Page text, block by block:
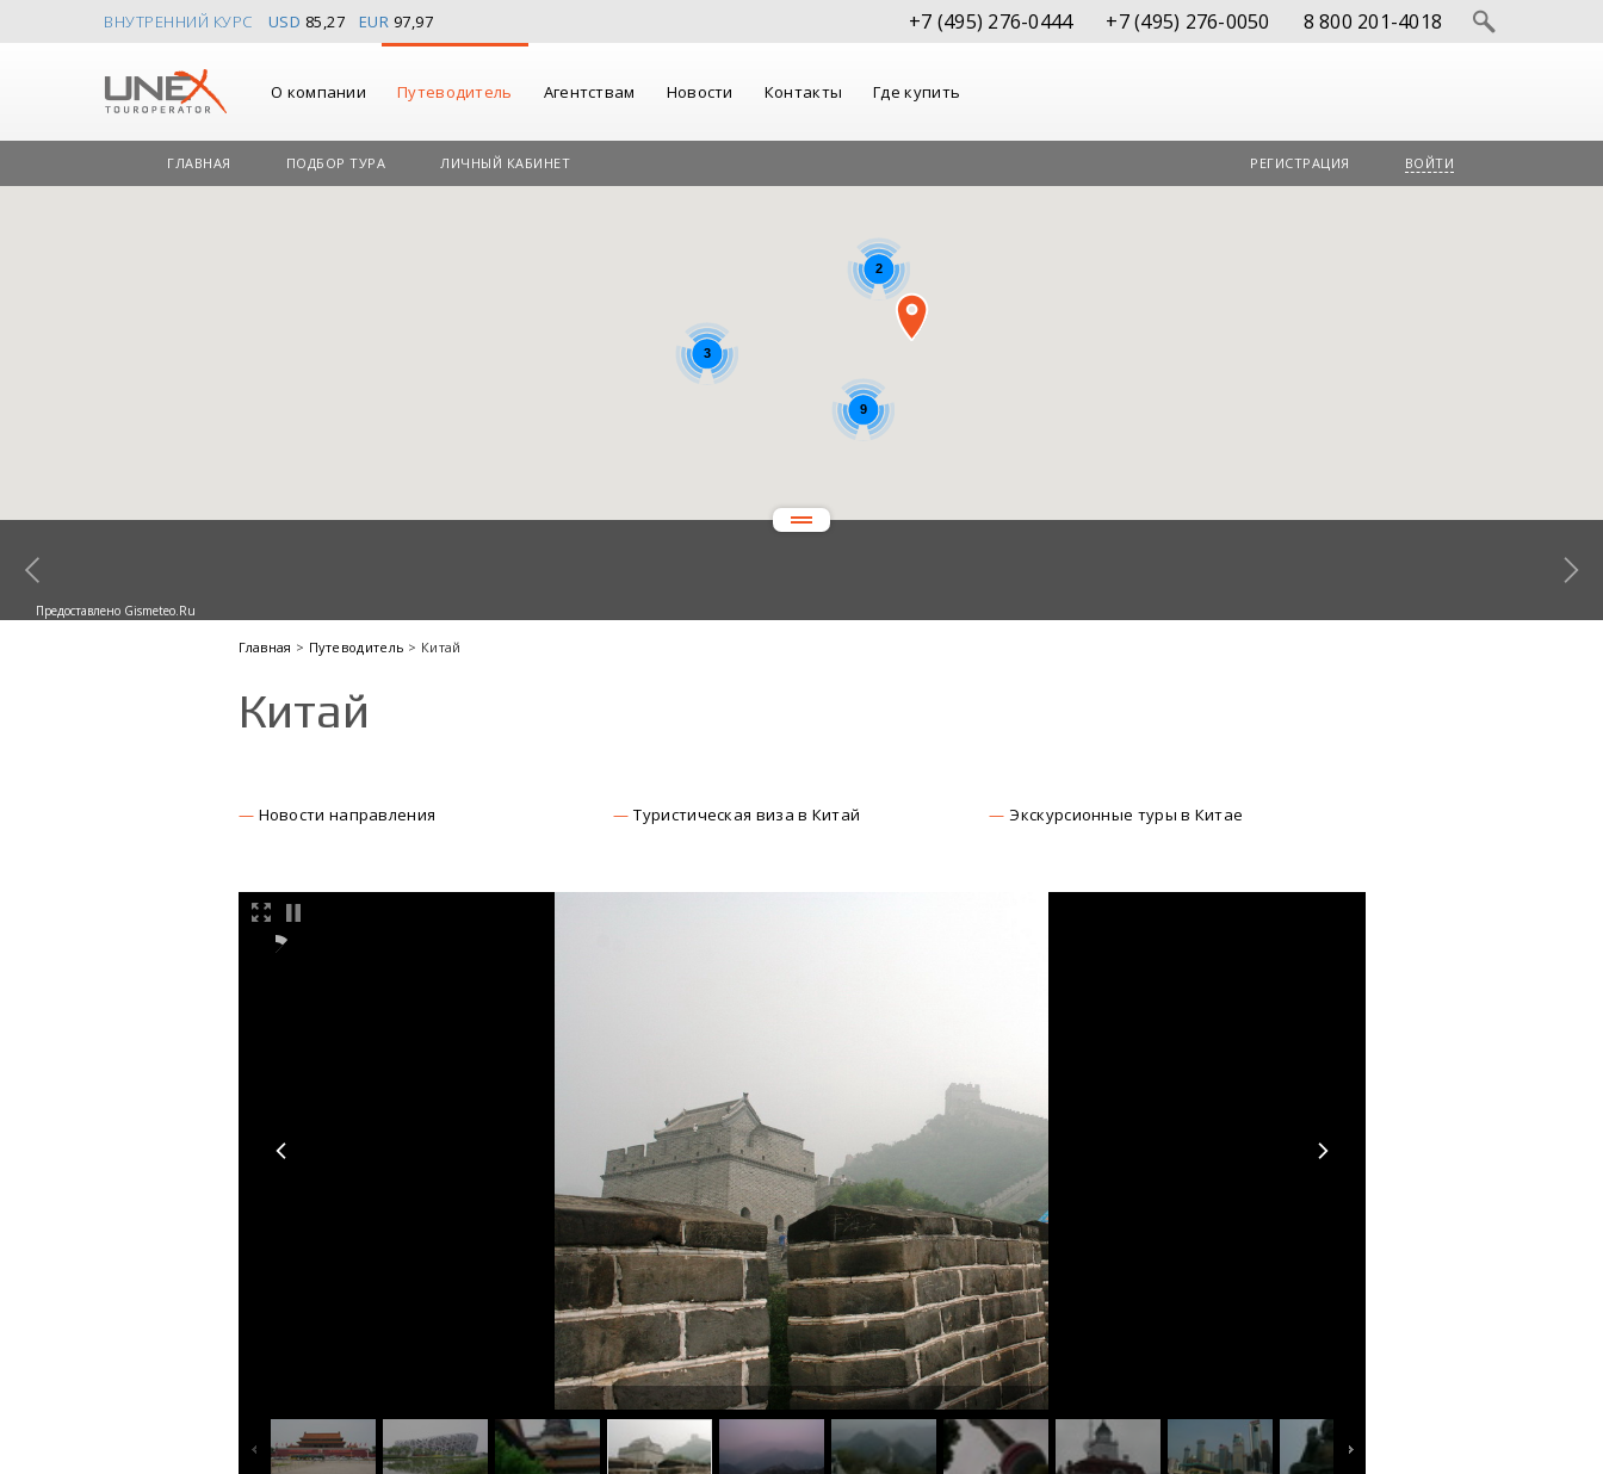
ВНУТРЕННИЙ КУРС USD 85,27 EUR 97,97 +7 (495) 276-0444 +7 (495) 276-0050 8 800 201-4018
О компании Путеводитель Агентствам Новости Контакты Где купить
ГЛАВНАЯ ПОДБОР ТУРА ЛИЧНЫЙ КАБИНЕТ РЕГИСТРАЦИЯ ВОЙТИ
9
3
2
Предоставлено Gismeteo.Ru
Главная > Путеводитель > Китай
Китай
Новости направления Туристическая виза в Китай Экскурсионные туры в Китае